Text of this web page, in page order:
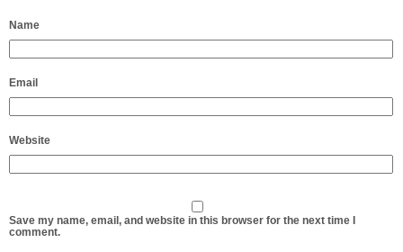
Name
Email
Website
Save my name, email, and website in this browser for the next time I
comment.